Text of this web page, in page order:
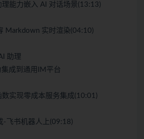
能力嵌入 AI 对话场景(13:13)
Markdown 实时渲染(04:10)
助理
成到通用IM平台
实现零成本服务集成(10:01)
-飞书机器人上(09:18)